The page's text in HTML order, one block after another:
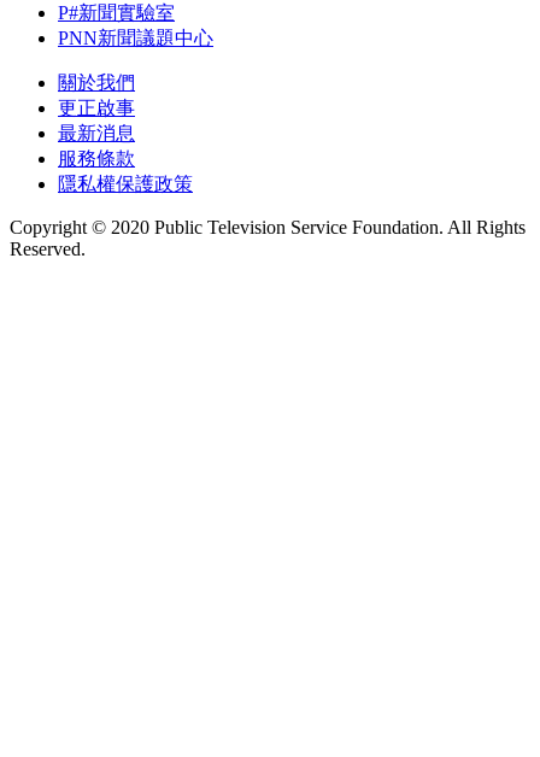
P#新聞實驗室
PNN新聞議題中心
關於我們
更正啟事
最新消息
服務條款
隱私權保護政策
Copyright © 2020 Public Television Service Foundation. All Rights
Reserved.